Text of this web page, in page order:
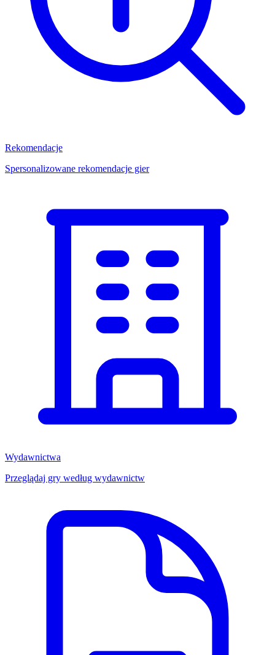
Rekomendacje
Spersonalizowane rekomendacje gier
Wydawnictwa
Przeglądaj gry według wydawnictw